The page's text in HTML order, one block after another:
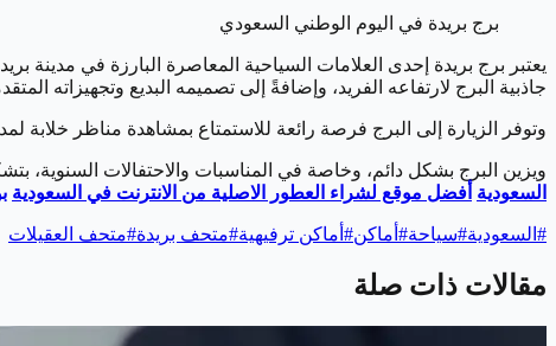
برج بريدة في اليوم الوطني السعودي
جاذبية البرج لارتفاعه الفريد، وإضافةً إلى تصميمه البديع وتجهيزاته
وتوفر الزيارة إلى البرج فرصة رائعة للاستمتاع بمشاهدة مناظر خلابة
ويزين البرج بشكل دائم، وخاصة في المناسبات والاحتفالات السنوية،
السعودية أفضل موقع لشراء العطور الاصلية من الانترنت في السعودية
# السعودية#سياحة# أماكن# أماكن ترفيهية#متحف بريدة#متحف العقيلات
مقالات ذات صلة